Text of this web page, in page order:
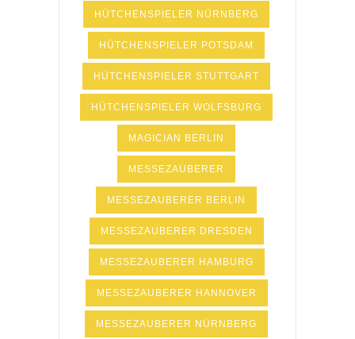
HÜTCHENSPIELER NÜRNBERG
HÜTCHENSPIELER POTSDAM
HÜTCHENSPIELER STUTTGART
HÜTCHENSPIELER WOLFSBURG
MAGICIAN BERLIN
MESSEZAUBERER
MESSEZAUBERER BERLIN
MESSEZAUBERER DRESDEN
MESSEZAUBERER HAMBURG
MESSEZAUBERER HANNOVER
MESSEZAUBERER NÜRNBERG